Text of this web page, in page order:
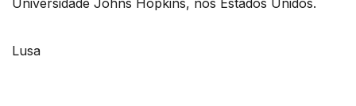
Universidade Johns Hopkins, nos Estados Unidos.
Lusa